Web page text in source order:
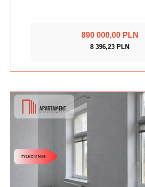
890 000,00 PLN
8 396,23 PLN